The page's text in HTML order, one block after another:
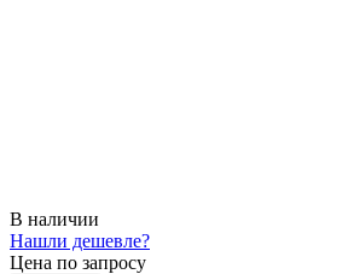
В наличии
Нашли дешевле?
Цена по запросу